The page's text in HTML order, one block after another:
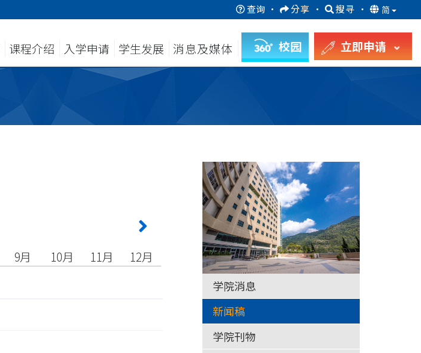
查询 · 分享 · 搜寻 · 简
课程介绍 入学申请 学生发展 消息及媒体 校园 立即申请
9月 10月 11月
12月
学院消息
新闻稿
学院刊物